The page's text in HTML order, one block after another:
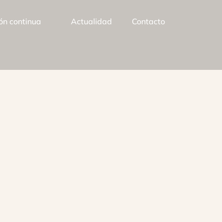
continua Actualidad Contacto